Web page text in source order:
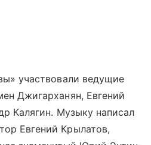
участвовали ведущие
Джигарханян, Евгений
Калягин. Музыку написал
Евгений Крылатов,